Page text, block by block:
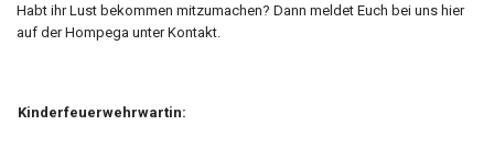
Habt ihr Lust bekommen mitzumachen? Dann meldet Euch bei uns hier
auf der Hompega unter Kontakt.
Kinderfeuerwehrwartin: